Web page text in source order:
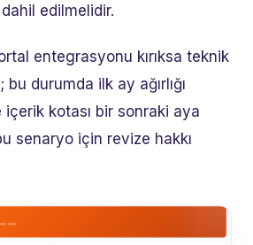
edilmelidir.
entegrasyonu kırıksa teknik
durumda ilk ay ağırlığı
içerik kotası bir sonraki aya
senaryo için revize hakkı